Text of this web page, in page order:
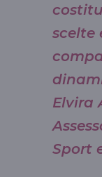
scelte
Elvira
Sport